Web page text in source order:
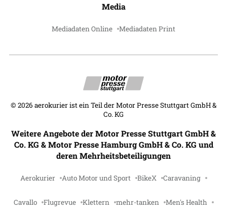
Media
Mediadaten Online Mediadaten Print
© 2026 aerokurier ist ein Teil der Motor Presse Stuttgart GmbH &
Co. KG
Weitere Angebote der Motor Presse Stuttgart GmbH &
Co. KG & Motor Presse Hamburg GmbH & Co. KG und
deren Mehrheitsbeteiligungen
Aerokurier Auto Motor und Sport BikeX Caravaning
Cavallo Flugrevue Klettern mehr-tanken Men's Health